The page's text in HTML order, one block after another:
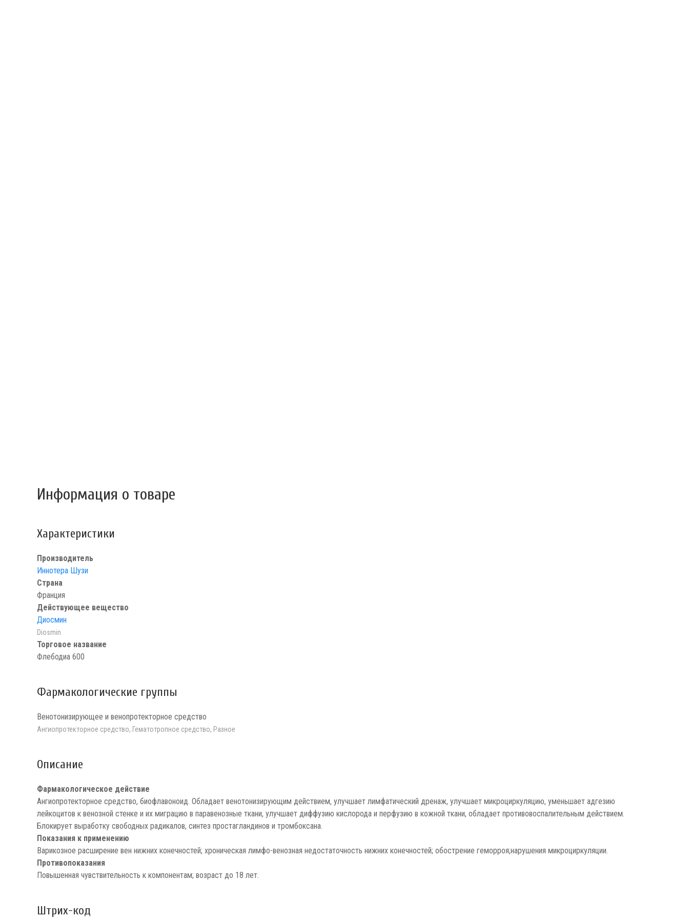
Информация о товаре
Характеристики
Производитель
Иннотера Шузи
Страна
Франция
Действующее вещество
Диосмин
Diosmin
Торговое название
Флебодиа 600
Фармакологические группы
Венотонизирующее и венопротекторное средство
Ангиопротекторное средство, Гематотропное средство, Разное
Описание
Фармакологическое действие
Ангиопротекторное средство, биофлавоноид. Обладает венотонизирующим действием, улучшает лимфатический дренаж, улучшает микроциркуляцию, уменьшает адгезию
лейкоцитов к венозной стенке и их миграцию в паравенозные ткани, улучшает диффузию кислорода и перфузию в кожной ткани, обладает противовоспалительным действием.
Блокирует выработку свободных радикалов, синтез простагландинов и тромбоксана.
Показания к применению
Варикозное расширение вен нижних конечностей; хроническая лимфо-венозная недостаточность нижних конечностей; обострение геморроя;нарушения микроциркуляции.
Противопоказания
Повышенная чувствительность к компонентам; возраст до 18 лет.
Штрих-код